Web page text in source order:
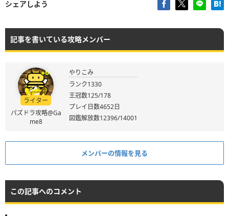
シェアしよう
記事を書いている攻略メンバー
ライター
パズドラ攻略@Ga
me8
やりこみ
ランク1330
王冠数125/178
プレイ日数4652日
図鑑解放数12396/14001
メンバーの情報を見る
この記事へのコメント